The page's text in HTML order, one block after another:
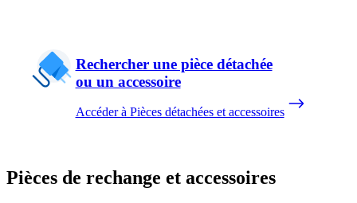
Rechercher une pièce détachée
ou un accessoire
Accéder à Pièces détachées et accessoires
Pièces de rechange et accessoires